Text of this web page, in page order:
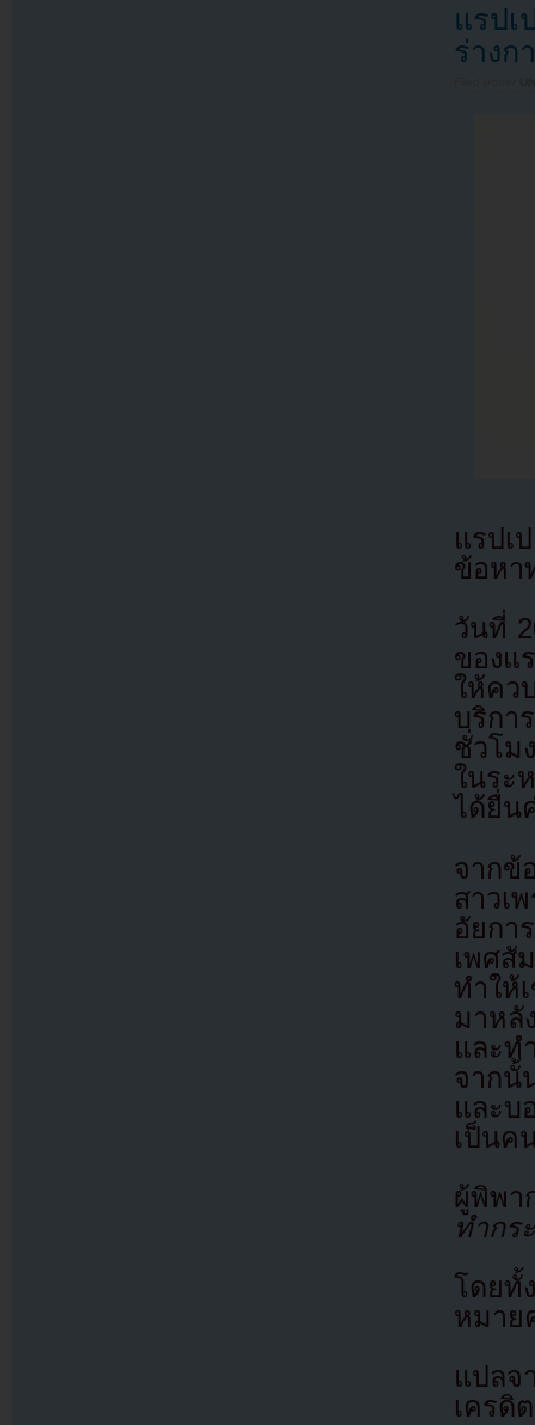
แรป
ร่างก
แรปเ
ข้อหา
วันที่
ของแ
ให้คว
บริก
ชั่วโม
ในระ
ได้ยื่น
จากข้
สาวเ
อัยกา
เพศ
ทำให้
มาหลั
และท
จากนั้
และบ
เป็นค
ผู้พิพา
ทำกร
โดย
หมาย
แปล
เครดิ